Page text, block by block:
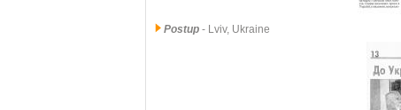
Postup - Lviv, Ukraine